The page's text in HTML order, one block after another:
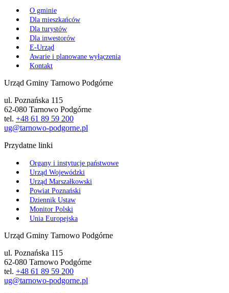
O gminie
Dla mieszkańców
Dla turystów
Dla inwestorów
E-Urząd
Awarie i planowane wyłączenia
Kontakt
Urząd Gminy Tarnowo Podgórne
ul. Poznańska 115
62-080 Tarnowo Podgórne
tel. +48 61 89 59 200
ug@tarnowo-podgorne.pl
Przydatne linki
Organy i instytucje państwowe
Urząd Wojewódzki
Urząd Marszałkowski
Powiat Poznański
Dziennik Ustaw
Monitor Polski
Unia Europejska
Urząd Gminy Tarnowo Podgórne
ul. Poznańska 115
62-080 Tarnowo Podgórne
tel. +48 61 89 59 200
ug@tarnowo-podgorne.pl